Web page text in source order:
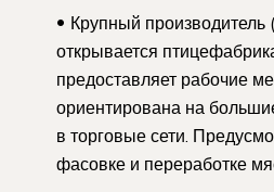
Крупный
открывается
предоставляет рабочие
ориентирована на
в торговые сети.
фасовке и переработке